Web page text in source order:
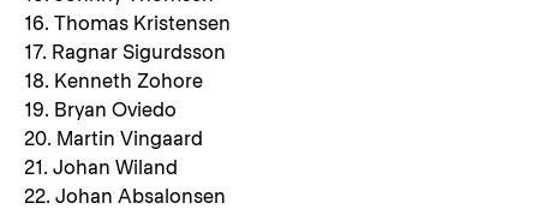
16. Thomas Kristensen
17. Ragnar Sigurdsson
18. Kenneth Zohore
19. Bryan Oviedo
20. Martin Vingaard
21. Johan Wiland
22. Johan Absalonsen